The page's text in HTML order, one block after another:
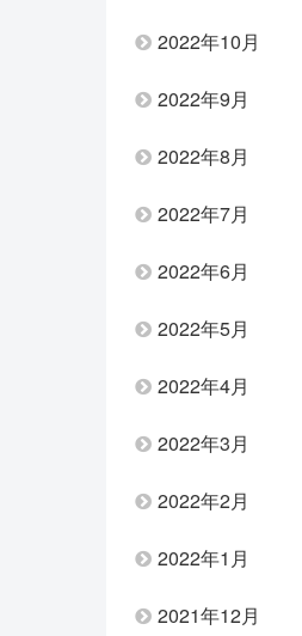
2022年10月
2022年9月
2022年8月
2022年7月
2022年6月
2022年5月
2022年4月
2022年3月
2022年2月
2022年1月
2021年12月